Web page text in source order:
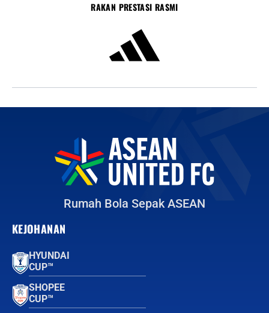
RAKAN PRESTASI RASMI
Rumah Bola Sepak ASEAN
KEJOHANAN
HYUNDAI
CUP™
SHOPEE
CUP™